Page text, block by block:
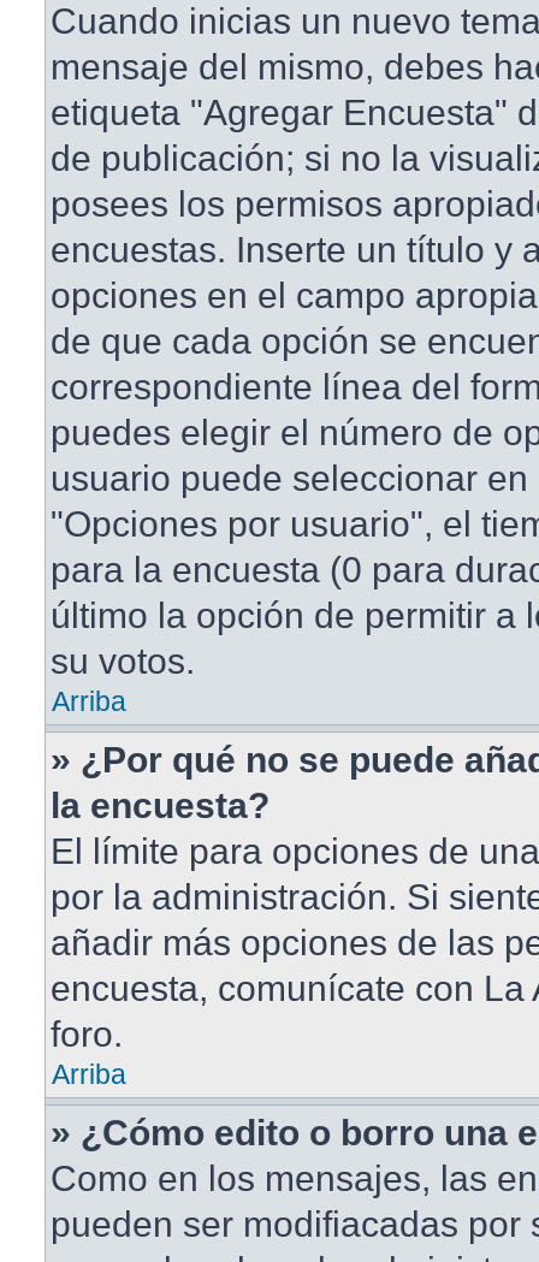
Cuando inicias un nuevo
mensaje del mismo, debes
etiqueta "Agregar Encuesta"
de publicación; si no la
posees los permisos
encuestas. Inserte un título y
opciones en el campo
de que cada opción se
correspondiente línea del
puedes elegir el número de
usuario puede seleccionar
"Opciones por usuario", el
para la encuesta (0 para
último la opción de permitir a
su votos.
Arriba
» ¿Por qué no se puede
la encuesta?
El límite para opciones de
por la administración. Si
añadir más opciones de las
encuesta, comunícate con La
foro.
Arriba
» ¿Cómo edito o borro una
Como en los mensajes, las
pueden ser modifiacadas por